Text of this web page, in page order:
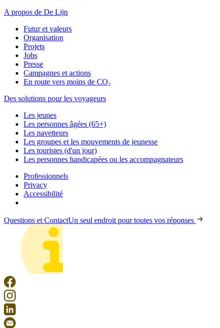
A propos de De Lijn
Futur et valeurs
Organisation
Projets
Jobs
Presse
Campagnes et actions
En route vers moins de CO₂
Des solutions pour les voyageurs
Les jeunes
Les personnes âgées (65+)
Les navetteurs
Les groupes et les mouvements de jeunesse
Les touristes (d'un jour)
Les personnes handicapées ou les accompagnateurs
Professionnels
Privacy
Accessibilité
Questions et ContactUn seul endroit pour toutes vos réponses